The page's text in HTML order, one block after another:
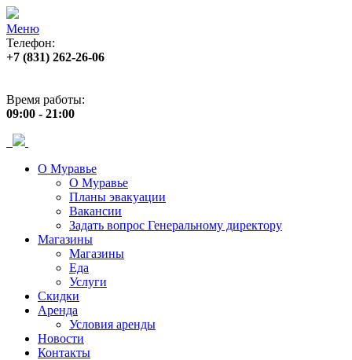
Меню
Телефон:
+7 (831) 262-26-06
Время работы:
09:00 - 21:00
О Муравье
О Муравье
Планы эвакуации
Вакансии
Задать вопрос Генеральному директору
Магазины
Магазины
Еда
Услуги
Скидки
Аренда
Условия аренды
Новости
Контакты